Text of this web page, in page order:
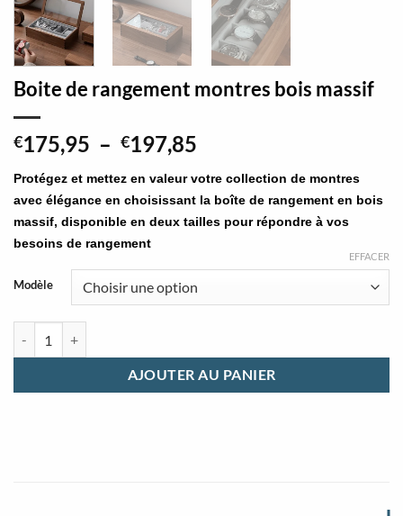
Boite de rangement montres bois massif
€175,95 – €197,85
prix :
€175,95
à
Protégez et mettez en valeur votre collection de montres
avec élégance en choisissant la boîte de rangement en bois
massif, disponible en deux tailles pour répondre à vos
besoins de rangement
Modèle
EFFACER
AJOUTER AU PANIER